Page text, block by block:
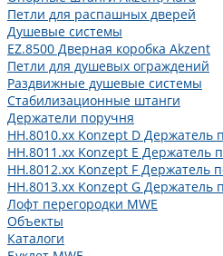
Петли для распашных дверей
Душевые системы
EZ.8500 Дверная коробка Akzent
Петли для душевых ограждений
Раздвижные душевые системы
Стабилизационные штанги
Держатели поручня
HH.8010.xx Konzept D Держатель
HH.8011.xx Konzept E Держатель
HH.8012.xx Konzept F Держатель
HH.8013.xx Konzept G Держатель
Лофт перегородки MWE
Объекты
Каталоги